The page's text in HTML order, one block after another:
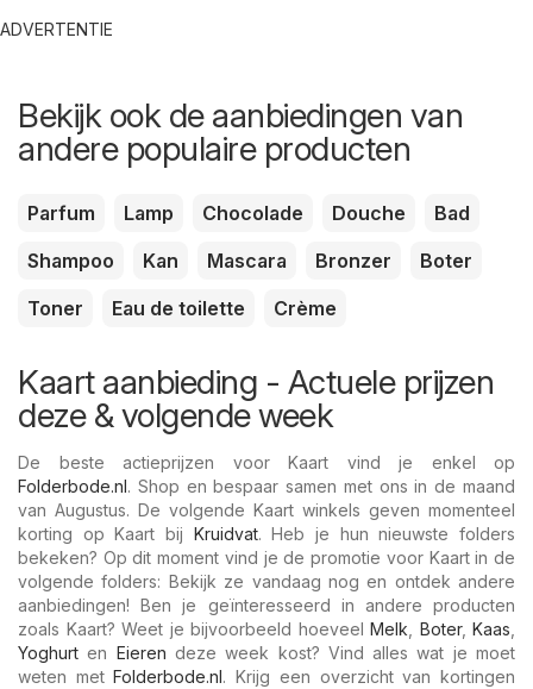
ADVERTENTIE
Bekijk ook de aanbiedingen van
andere populaire producten
Parfum Lamp Chocolade Douche
Bad
Shampoo
Kan Mascara Bronzer
Boter
Toner
Eau de toilette Crème
Kaart aanbieding - Actuele prijzen
deze & volgende week
De beste actieprijzen voor Kaart vind je enkel op
Folderbode.nl. Shop en bespaar samen met ons in de maand
van Augustus. De volgende Kaart winkels geven momenteel
korting op Kaart bij Kruidvat. Heb je hun nieuwste folders
bekeken? Op dit moment vind je de promotie voor Kaart in de
volgende folders: Bekijk ze vandaag nog en ontdek andere
aanbiedingen! Ben je geïnteresseerd in andere producten
zoals Kaart? Weet je bijvoorbeeld hoeveel Melk, Boter, Kaas,
Yoghurt en Eieren deze week kost? Vind alles wat je moet
weten metFolderbode.nl. Krijg een overzicht van kortingen